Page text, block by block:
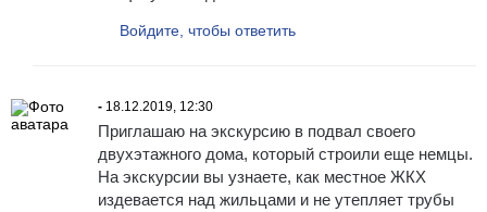
Войдите, чтобы ответить
- 18.12.2019, 12:30
Приглашаю на экскурсию в подвал своего
двухэтажного дома, который строили еще немцы.
На экскурсии вы узнаете, как местное ЖКХ
издевается над жильцами и не утепляет трубы